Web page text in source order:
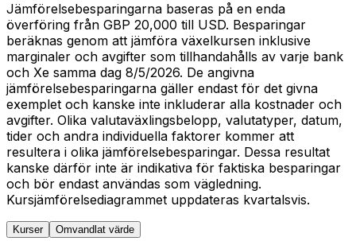
Jämförelsebesparingarna baseras på en enda
överföring från GBP 20,000 till USD. Besparingar
beräknas genom att jämföra växelkursen inklusive
marginaler och avgifter som tillhandahålls av varje bank
och Xe samma dag 8/5/2026. De angivna
jämförelsebesparingarna gäller endast för det givna
exemplet och kanske inte inkluderar alla kostnader och
avgifter. Olika valutaväxlingsbelopp, valutatyper, datum,
tider och andra individuella faktorer kommer att
resultera i olika jämförelsebesparingar. Dessa resultat
kanske därför inte är indikativa för faktiska besparingar
och bör endast användas som vägledning.
Kursjämförelsediagrammet uppdateras kvartalsvis.
Kurser Omvandlat värde